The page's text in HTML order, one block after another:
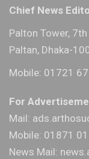
Chief News
Palton Tower,
Paltan, Dhaka-
Mobile: 01721
For
Mail:
Mobile: 01871
News Mail: